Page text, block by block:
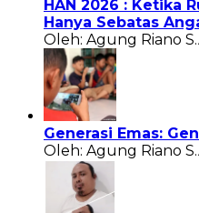
HAN 2026 : Ketika
Hanya Sebatas
Oleh: Agung Riano
Generasi Emas:
Oleh: Agung Riano